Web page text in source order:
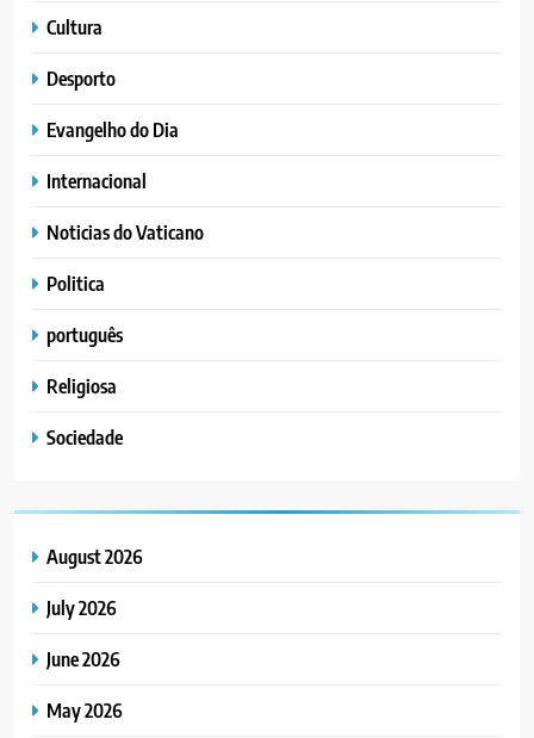
Cultura
Desporto
Evangelho do Dia
Internacional
Noticias do Vaticano
Politica
português
Religiosa
Sociedade
August 2026
July 2026
June 2026
May 2026